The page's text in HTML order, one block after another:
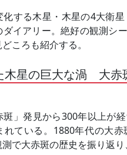
する木星・木星の4大衛
イアリー。絶好の観測シ
ころも紹介する。
木星の巨大な渦 大赤
斑」発見から300年以上が
れている。1880年代の大
で大赤斑の歴史を振り返